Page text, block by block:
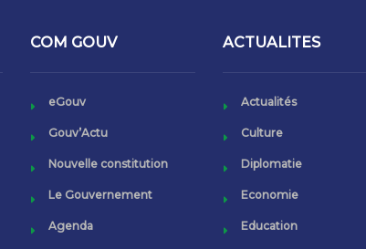
COM GOUV
eGouv
Gouv’Actu
Nouvelle constitution
Le Gouvernement
Agenda
ACTUALITES
Actualités
Culture
Diplomatie
Economie
Education